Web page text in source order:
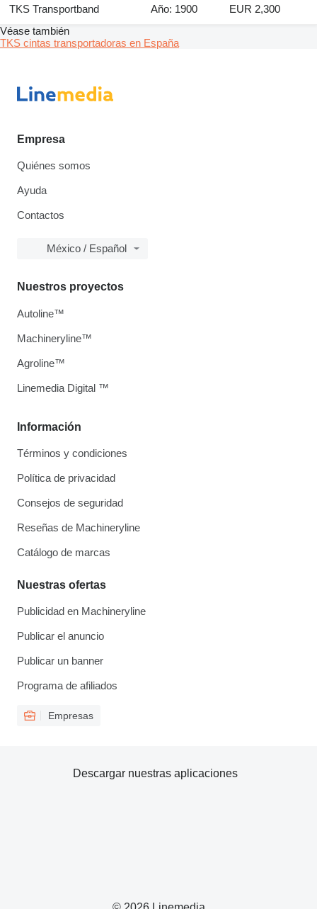
TKS Transportband Año: 1900
EUR 2,300
Véase también
TKS cintas transportadoras en España
Empresa
Quiénes somos
Ayuda
Contactos
México / Español
Información
Términos y condiciones
Política de privacidad
Consejos de seguridad
Reseñas de Machineryline
Catálogo de marcas
Nuestras ofertas
Publicidad en Machineryline
Publicar el anuncio
Publicar un banner
Programa de afiliados
Empresas
Nuestros proyectos
Autoline™
Machineryline™
Agroline™
Linemedia Digital ™
Descargar nuestras aplicaciones